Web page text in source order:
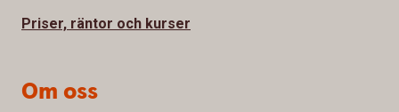
Priser, räntor och kurser
Om oss